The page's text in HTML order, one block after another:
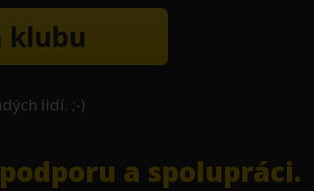
klubu
lidí. ;-)
a spolupráci.